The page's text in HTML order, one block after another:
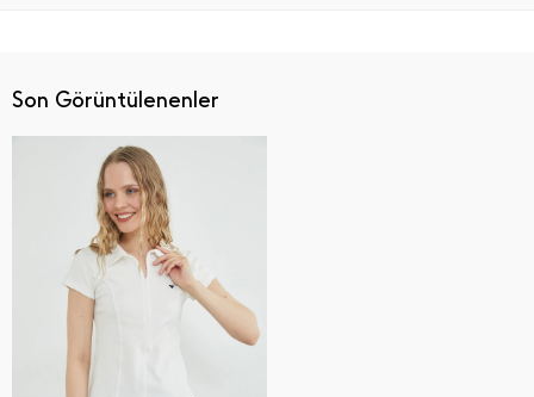
Son Görüntülenenler